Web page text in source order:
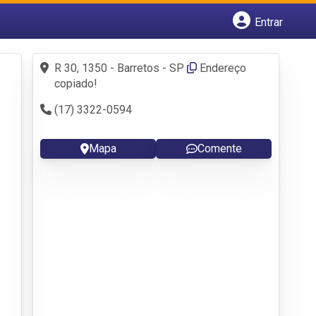
Entrar
Fazer login
Criar conta
R 30, 1350 - Barretos - SP
Endereço
copiado!
(17) 3322-0594
Mapa Comente